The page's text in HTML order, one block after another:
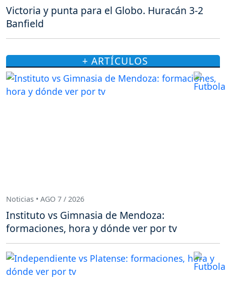
Victoria y punta para el Globo. Huracán 3-2
Banfield
+ ARTÍCULOS
Noticias • AGO 7 / 2026
Instituto vs Gimnasia de Mendoza:
formaciones, hora y dónde ver por tv